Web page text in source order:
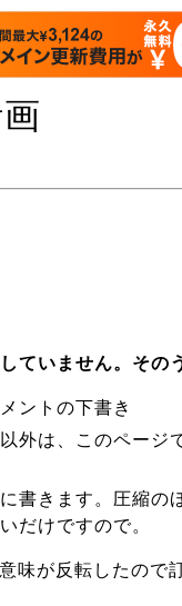
ていません。その
ントの下書き
外は、このページ
書きます。圧縮の
だけですので。
味が反転したので